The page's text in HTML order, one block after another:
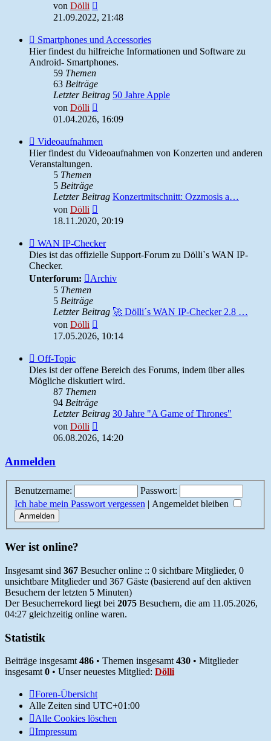
von Dölli
Beitrag
21.09.2022, 21:48
Feed
-
Smartphones
Accessories
Smartphones und Accessories
Hier findest du hilfreiche Informationen und Software zu
Android- Smartphones.
59 Themen
63 Beiträge
Letzter Beitrag 50 Jahre Apple
von Dölli
Beitrag
01.04.2026, 16:09
Feed
-
Videoaufnahmen
Videoaufnahmen
Hier findest du Videoaufnahmen von Konzerten und anderen
Veranstaltungen.
5 Themen
5 Beiträge
Letzter Beitrag Konzertmitschnitt: Ozzmosis a…
von Dölli
Beitrag
18.11.2020, 20:19
Feed
-
WAN
IP-
Checker
WAN IP-Checker
Dies ist das offizielle Support-Forum zu Dölli`s WAN IP-
Checker.
Unterforum:
Archiv
5 Themen
5 Beiträge
Letzter Beitrag 🚀 Dölli´s WAN IP-Checker 2.8 …
von Dölli
Beitrag
17.05.2026, 10:14
Feed
-
Off-
Topic
Off-Topic
Dies ist der offene Bereich des Forums, indem über alles
Mögliche diskutiert wird.
87 Themen
94 Beiträge
Letzter Beitrag 30 Jahre "A Game of Thrones"
von Dölli
Beitrag
06.08.2026, 14:20
Anmelden
Benutzername:
Passwort:
Ich habe mein Passwort vergessen | Angemeldet bleiben
Wer ist online?
Insgesamt sind 367 Besucher online :: 0 sichtbare Mitglieder, 0
unsichtbare Mitglieder und 367 Gäste (basierend auf den aktiven
Besuchern der letzten 5 Minuten)
Der Besucherrekord liegt bei 2075 Besuchern, die am 11.05.2026,
04:27 gleichzeitig online waren.
Statistik
Beiträge insgesamt 486 • Themen insgesamt 430 • Mitglieder
insgesamt 0 • Unser neuestes Mitglied: Dölli
Foren-Übersicht
Alle Zeiten sind UTC+01:00
Alle Cookies löschen
Impressum